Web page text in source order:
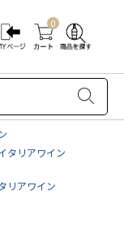
0
タリアワイン
リアワイン